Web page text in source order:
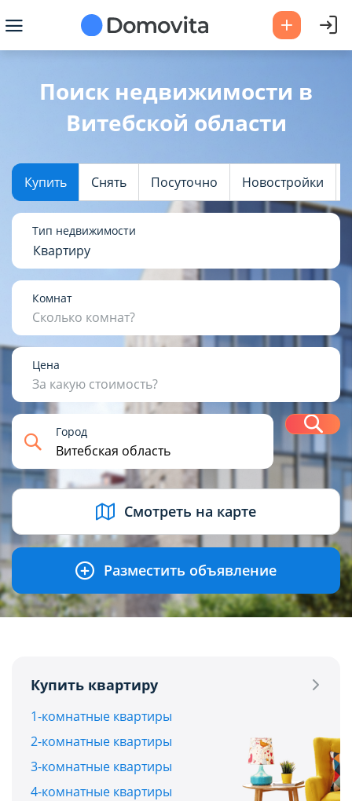
Поиск недвижимости в
Витебской области
Купить Снять Посуточно Новостройки
Тип недвижимости
Квартиру
Комнат
Сколько комнат?
Цена
За какую стоимость?
USD BYN EUR RUB
Город
Смотреть на карте
Разместить объявление
Купить квартиру
1-комнатные квартиры
2-комнатные квартиры
3-комнатные квартиры
4-комнатные квартиры
Да Выбрать город